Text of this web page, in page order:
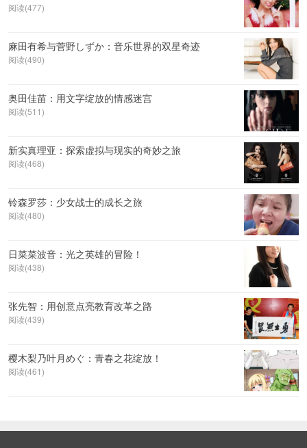
阅读(477)
麻田有希与菅野しずか：音乐世界的双星奇迹
阅读(490)
奥田佳苗：用文字绽放的情感迷宫
阅读(511)
新实真理亚：探索虚拟与现实的奇妙之旅
阅读(468)
铃森罗莎：少女战士的成长之旅
阅读(480)
日菜菜波音：光之英雄的冒险！
阅读(438)
张先智：用创意点亮教育改革之路
阅读(439)
樱木梨乃叶月めぐ：青春之花绽放！
阅读(461)